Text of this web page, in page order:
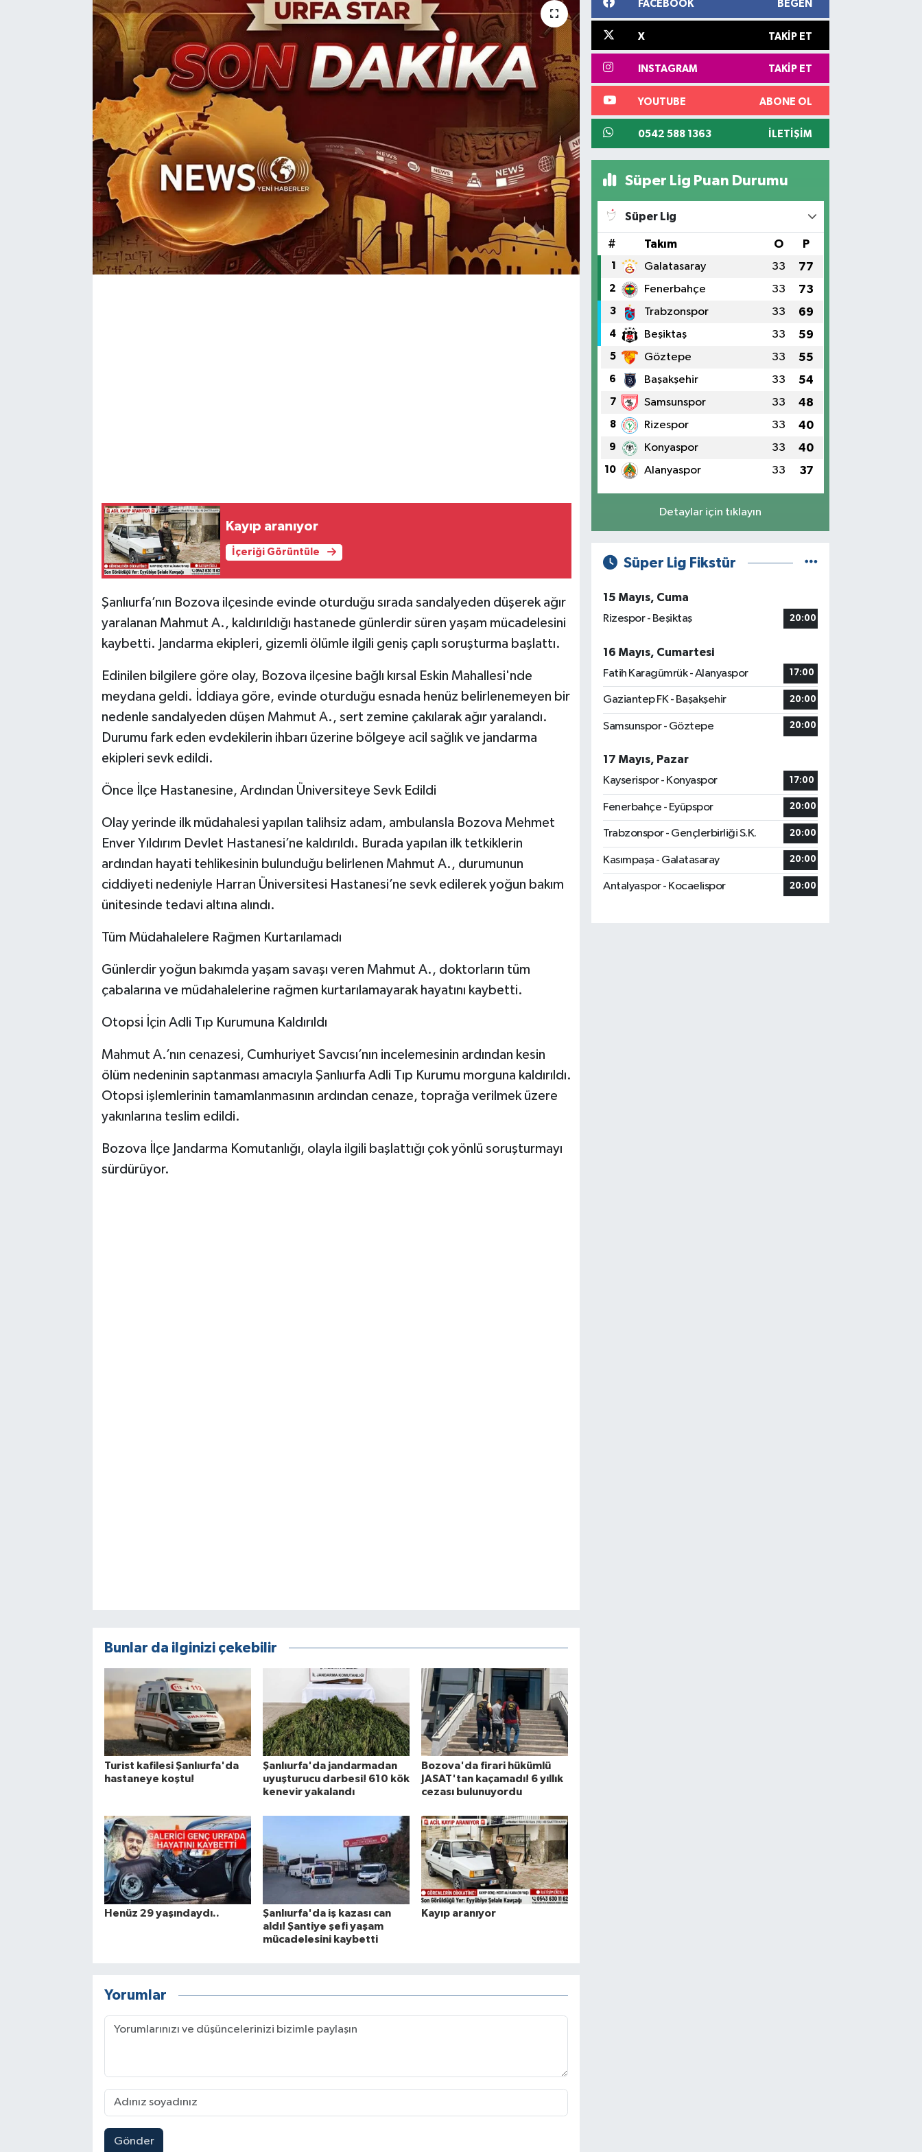
Kayıp aranıyor
İçeriği Görüntüle
​Şanlıurfa’nın Bozova ilçesinde evinde oturduğu sırada sandalyeden düşerek ağır
yaralanan Mahmut A., kaldırıldığı hastanede günlerdir süren yaşam mücadelesini
kaybetti. Jandarma ekipleri, gizemli ölümle ilgili geniş çaplı soruşturma başlattı.
​Edinilen bilgilere göre olay, Bozova ilçesine bağlı kırsal Eskin Mahallesi'nde
meydana geldi. İddiaya göre, evinde oturduğu esnada henüz belirlenemeyen bir
nedenle sandalyeden düşen Mahmut A., sert zemine çakılarak ağır yaralandı.
Durumu fark eden evdekilerin ihbarı üzerine bölgeye acil sağlık ve jandarma
ekipleri sevk edildi.
​Önce İlçe Hastanesine, Ardından Üniversiteye Sevk Edildi
​Olay yerinde ilk müdahalesi yapılan talihsiz adam, ambulansla Bozova Mehmet
Enver Yıldırım Devlet Hastanesi’ne kaldırıldı. Burada yapılan ilk tetkiklerin
ardından hayati tehlikesinin bulunduğu belirlenen Mahmut A., durumunun
ciddiyeti nedeniyle Harran Üniversitesi Hastanesi’ne sevk edilerek yoğun bakım
ünitesinde tedavi altına alındı.
​Tüm Müdahalelere Rağmen Kurtarılamadı
​Günlerdir yoğun bakımda yaşam savaşı veren Mahmut A., doktorların tüm
çabalarına ve müdahalelerine rağmen kurtarılamayarak hayatını kaybetti.
​Otopsi İçin Adli Tıp Kurumuna Kaldırıldı
Mahmut A.’nın cenazesi, Cumhuriyet Savcısı’nın incelemesinin ardından kesin
ölüm nedeninin saptanması amacıyla Şanlıurfa Adli Tıp Kurumu morguna kaldırıldı.
Otopsi işlemlerinin tamamlanmasının ardından cenaze, toprağa verilmek üzere
yakınlarına teslim edildi.
​Bozova İlçe Jandarma Komutanlığı, olayla ilgili başlattığı çok yönlü soruşturmayı
sürdürüyor.
Bunlar da ilginizi çekebilir
Turist kafilesi Şanlıurfa'da
hastaneye koştu!
Şanlıurfa'da jandarmadan
uyuşturucu darbesi! 610 kök
kenevir yakalandı
Bozova'da firari hükümlü
JASAT'tan kaçamadı! 6 yıllık
cezası bulunuyordu
Henüz 29 yaşındaydı..
Şanlıurfa'da iş kazası can
aldı! Şantiye şefi yaşam
mücadelesini kaybetti
Kayıp aranıyor
Yorumlar
Gönder
FACEBOOK BEĞEN
X TAKIP ET
INSTAGRAM TAKIP ET
YOUTUBE ABONE OL
0542 588 1363 İLETIŞIM
Süper Lig Puan Durumu
Süper Lig
# Takım O P
1 Galatasaray 33 77
2 Fenerbahçe 33 73
3 Trabzonspor 33 69
4 Beşiktaş 33 59
5 Göztepe 33 55
6 Başakşehir 33 54
7 Samsunspor 33 48
8 Rizespor 33 40
9 Konyaspor 33 40
10 Alanyaspor 33 37
Detaylar için tıklayın
Süper Lig Fikstür
15 Mayıs, Cuma
Rizespor - Beşiktaş
20:00
16 Mayıs, Cumartesi
Fatih Karagümrük - Alanyaspor
17:00
Gaziantep FK - Başakşehir 20:00
Samsunspor - Göztepe 20:00
17 Mayıs, Pazar
Kayserispor - Konyaspor
17:00
Fenerbahçe - Eyüpspor 20:00
Trabzonspor - Gençlerbirliği S.K. 20:00
Kasımpaşa - Galatasaray 20:00
Antalyaspor - Kocaelispor 20:00